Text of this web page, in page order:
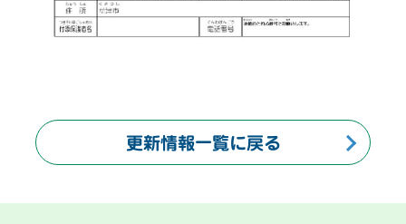
更新情報一覧に戻る